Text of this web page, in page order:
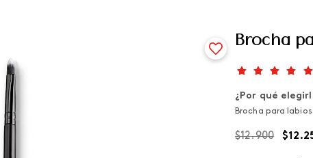
Brocha
¿Por qué
Brocha para labios
$12.900 $12.